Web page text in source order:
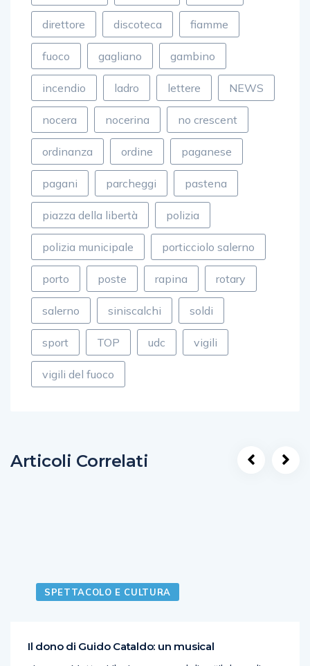
direttore discoteca fiamme
fuoco gagliano gambino
incendio ladro lettere NEWS
nocera nocerina no crescent
ordinanza ordine paganese
pagani parcheggi pastena
piazza della libertà polizia
polizia municipale porticciolo salerno
porto poste rapina rotary
salerno siniscalchi soldi
sport TOP udc vigili
vigili del fuoco
Articoli Correlati
SPETTACOLO E CULTURA
Il dono di Guido Cataldo: un musical